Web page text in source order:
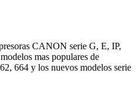
CANON serie G, E, IP,
mas populares de
664 y los nuevos modelos serie